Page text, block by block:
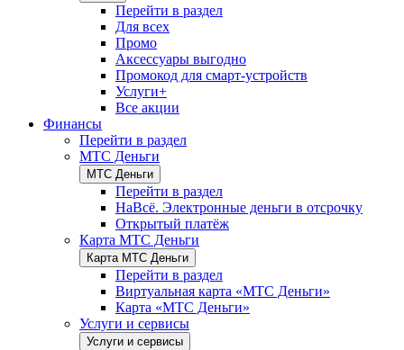
Перейти в раздел
Для всех
Промо
Аксессуары выгодно
Промокод для смарт-устройств
Услуги+
Все акции
Финансы
Перейти в раздел
МТС Деньги
МТС Деньги
Перейти в раздел
НаВсё. Электронные деньги в отсрочку
Открытый платёж
Карта МТС Деньги
Карта МТС Деньги
Перейти в раздел
Виртуальная карта «МТС Деньги»
Карта «МТС Деньги»
Услуги и сервисы
Услуги и сервисы